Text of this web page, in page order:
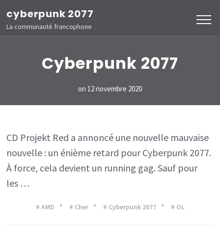
au
contenu
cyberpunk 2077
La communauté francophone
Cyberpunk 2077
on 12 novembre 2020
CD Projekt Red a annoncé une nouvelle mauvaise
nouvelle : un énième retard pour Cyberpunk 2077.
À force, cela devient un running gag. Sauf pour
les …
# AMD # Cher # Cyberpunk 2077 # OL